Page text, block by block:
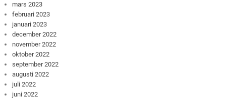
mars 2023
februari 2023
januari 2023
december 2022
november 2022
oktober 2022
september 2022
augusti 2022
juli 2022
juni 2022